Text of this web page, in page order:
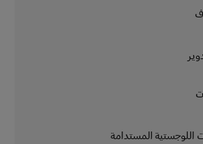
المستدامة